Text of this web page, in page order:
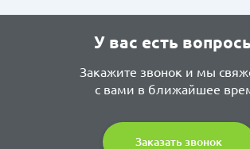
У вас есть
Закажите звонок и мы
с вами в ближайшее
Заказать звонок